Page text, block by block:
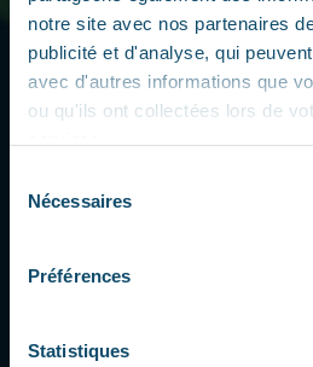
notre site avec nos partenaires
publicité et d'analyse, qui
avec d'autres informations que
ou qu'ils ont collectées lors de
Nécessaires
Préférences
Statistiques